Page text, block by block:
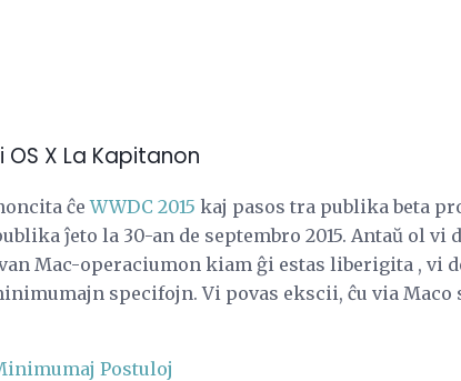
OS X La Kapitanon
ĉeWWDC 2015 kaj pasos tra publika beta
ĵeto la 30-an de septembro 2015. Antaŭ ol
Mac-operaciumon kiam ĝi estas liberigita , vi
specifojn. Vi povas ekscii, ĉu via
Postuloj